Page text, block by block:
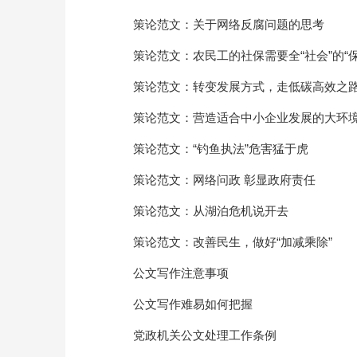
策论范文：关于网络反腐问题的思考
策论范文：农民工的社保需要全“社会”的“
策论范文：转变发展方式，走低碳高效之
策论范文：营造适合中小企业发展的大环
策论范文：“钓鱼执法”危害猛于虎
策论范文：网络问政 彰显政府责任
策论范文：从湖泊危机说开去
策论范文：改善民生，做好“加减乘除”
公文写作注意事项
公文写作难易如何把握
党政机关公文处理工作条例